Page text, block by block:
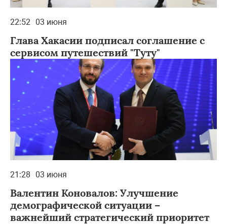
22:52 03 июня
Глава Хакасии подписал соглашение с
сервисом путешествий "Туту"
21:28 03 июня
Валентин Коновалов: Улучшение
демографической ситуации –
важнейший стратегический приоритет